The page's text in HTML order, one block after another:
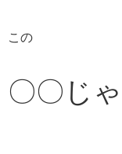
この
〇〇じ